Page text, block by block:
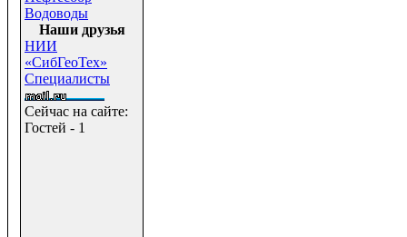
Водоводы
Наши друзья
НИИ
«СибГеоТех»
Специалисты
Сейчас на сайте:
Гостей - 1